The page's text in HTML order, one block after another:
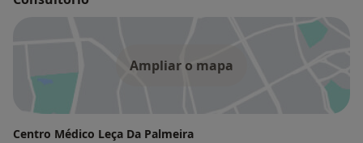
Ampliar o mapa
Centro Médico Leça Da Palmeira